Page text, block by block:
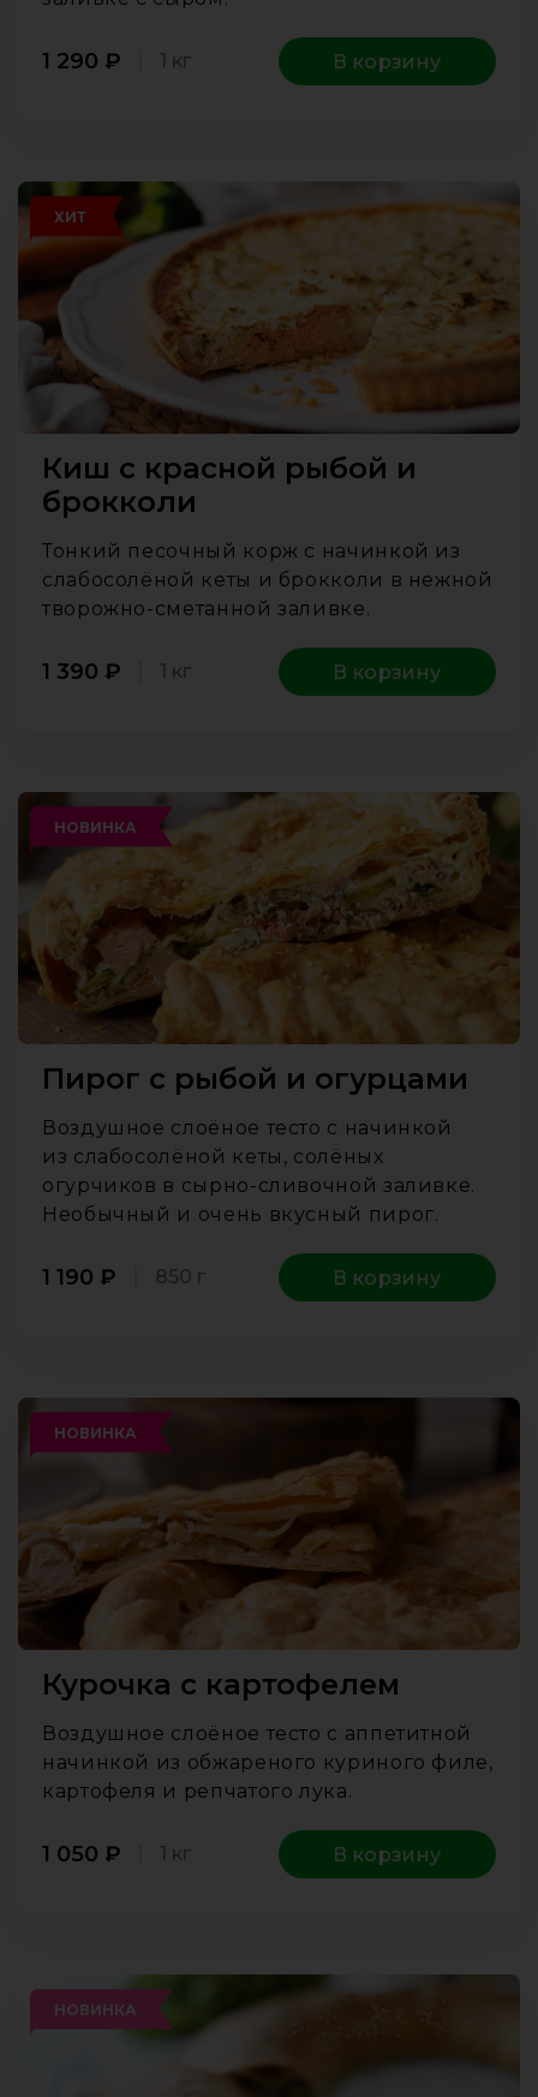
1 290 ₽ 1 кг В корзину
ХИТ
Киш с красной рыбой и
брокколи
Тонкий песочный корж с начинкой из
слабосолёной кеты и брокколи в нежной
творожно-сметанной заливке.
1 390 ₽ 1 кг В корзину
НОВИНКА
Пирог с рыбой и огурцами
Воздушное слоёное тесто с начинкой
из слабосолёной кеты, солёных
огурчиков в сырно-сливочной заливке.
Необычный и очень вкусный пирог.
1 190 ₽ 850 г В корзину
НОВИНКА
Курочка с картофелем
Воздушное слоёное тесто с аппетитной
начинкой из обжареного куриного филе,
картофеля и репчатого лука.
1 050 ₽ 1 кг В корзину
НОВИНКА